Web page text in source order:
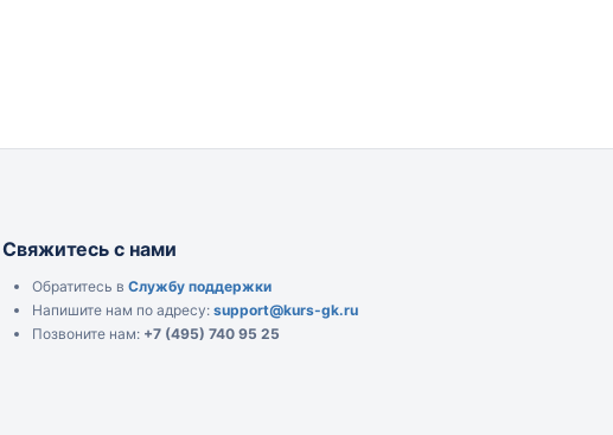
Свяжитесь с нами
Обратитесь в Службу поддержки
Напишите нам по адресу: support@kurs-gk.ru
Позвоните нам: +7 (495) 740 95 25